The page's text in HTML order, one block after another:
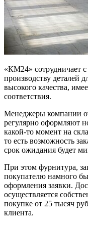
«КМ24» сотрудничает
производству деталей
высокого качества,
соответствия.
Менеджеры компании
регулярно оформляют
какой-то момент на
то есть возможность
срок ожидания будет
При этом фурнитура,
покупателю намного
оформления заявки.
осуществляется
покупке от 25 тысяч
клиента.